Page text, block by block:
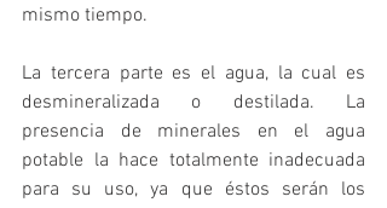
mismo tiempo.
La tercera parte es el agua, la cual es
desmineralizada o destilada. La
presencia de minerales en el agua
potable la hace totalmente inadecuada
para su uso, ya que éstos serán los